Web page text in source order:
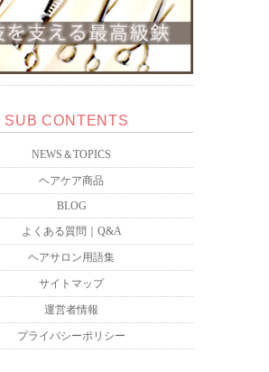
SUB CONTENTS
NEWS＆TOPICS
ヘアケア商品
BLOG
よくある質問｜Q&A
ヘアサロン用語集
サイトマップ
運営者情報
プライバシーポリシー